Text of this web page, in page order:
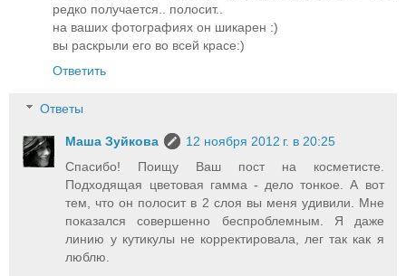
редко получается.. полосит..
на ваших фотографиях он шикарен :)
вы раскрыли его во всей красе:)
Ответить
Ответы
Маша Зуйкова
12 ноября 2012 г. в 20:25
Спасибо! Поищу Ваш пост на косметисте.
Подходящая цветовая гамма - дело тонкое. А вот
тем, что он полосит в 2 слоя вы меня удивили. Мне
показался совершенно беспроблемным. Я даже
линию у кутикулы не корректировала, лег так как я
люблю.